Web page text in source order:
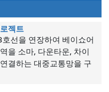
젝트
호선을 연장하여 베이쇼어
을 소마, 다운타운, 차이
결하는 대중교통망을 구